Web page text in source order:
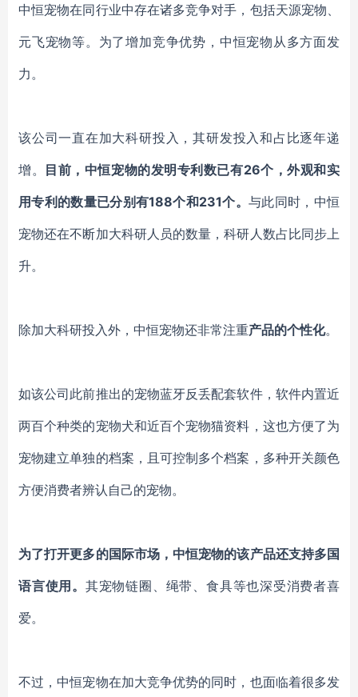
中恒宠物在同行业中存在诸多竞争对手，包括天源宠物、
元飞宠物等。为了增加竞争优势，中恒宠物从多方面发
力。
该公司一直在加大科研投入，其研发投入和占比逐年递
增。 目前，中恒宠物的发明专利数已有26个，外观和实
用专利的数量已分别有188个和231个。与此同时，中恒
宠物还在不断加大科研人员的数量，科研人数占比同步上
升。
除加大科研投入外，中恒宠物还非常注重产品的个性化。
如该公司此前推出的宠物蓝牙反丢配套软件，软件内置近
两百个种类的宠物犬和近百个宠物猫资料，这也方便了为
宠物建立单独的档案，且可控制多个档案，多种开关颜色
方便消费者辨认自己的宠物。
为了打开更多的国际市场，中恒宠物的该产品还支持多国
语言使用。 其宠物链圈、绳带、食具等也深受消费者喜
爱。
不过，中恒宠物在加大竞争优势的同时，也面临着很多发